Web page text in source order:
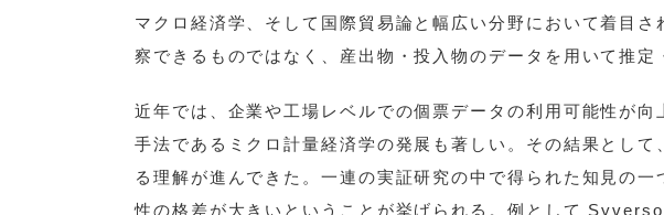
マクロ経済学、そして国際貿易論と幅広い分野において着目
察できるものではなく、産出物・投入物のデータを用いて推定
近年では、企業や工場レベルでの個票データの利用可能性が
手法であるミクロ計量経済学の発展も著しい。その結果とし
る理解が進んできた。一連の実証研究の中で得られた知見の
性の格差が大きいということが挙げられる。例として